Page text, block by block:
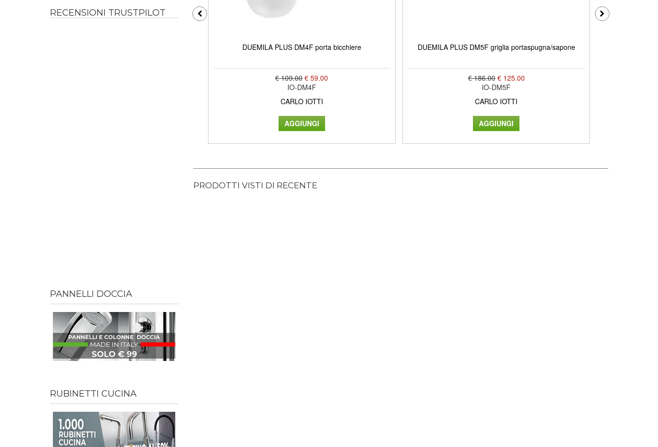
RECENSIONI TRUSTPILOT
PANNELLI DOCCIA
RUBINETTI CUCINA
DUEMILA PLUS DM4F porta bicchiere
€ 109.00 € 59.00
IO-DM4F
CARLO IOTTI
DUEMILA PLUS DM5F griglia portaspugna/sapone
€ 186.00 € 125.00
IO-DM5F
CARLO IOTTI
PRODOTTI VISTI DI RECENTE